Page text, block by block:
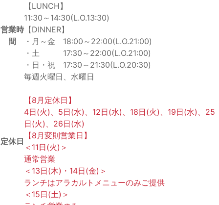
営業時
間
【LUNCH】
11:30～14:30(L.O.13:30)
【DINNER】
・月～金 18:00～22:00(L.O.21:00)
・土 17:30～22:00(L.O.21:00)
・日・祝 17:30～21:30(L.O.20:30)
定休日
毎週火曜日、水曜日
【8月定休日】
4日(火)、5日(水)、12日(水)、18日(火)、19日(水)、25
日(火)、26日(水)
【8月変則営業日】
＜11日(火)＞
通常営業
＜13日(木)・14日(金)＞
ランチはアラカルトメニューのみご提供
＜15日(土)＞